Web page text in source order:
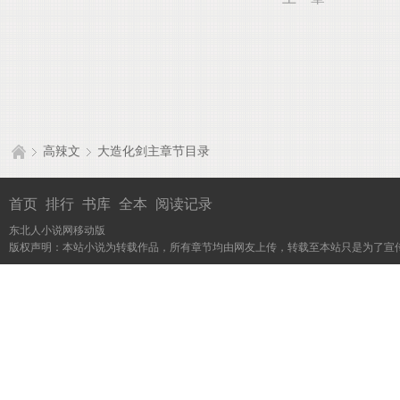
高辣文 大造化剑主章节目录
首页 排行 书库 全本 阅读记录
东北人小说网移动版
版权声明：本站小说为转载作品，所有章节均由网友上传，转载至本站只是为了宣